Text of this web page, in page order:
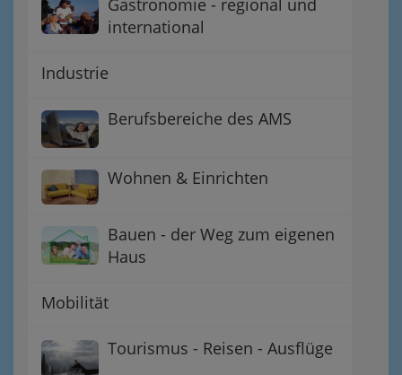
international
Industrie
Berufsbereiche des AMS
Wohnen & Einrichten
Bauen - der Weg zum eigenen
Haus
Mobilität
Tourismus - Reisen - Ausflüge